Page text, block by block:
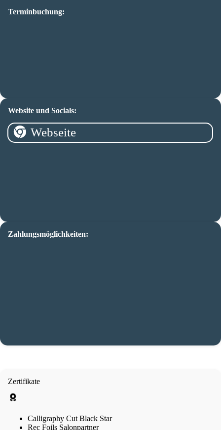
Terminbuchung:
Website und Socials:
Webseite
Zahlungsmöglichkeiten:
Zertifikate
Calligraphy Cut Black Star
Rec Foils Salonpartner